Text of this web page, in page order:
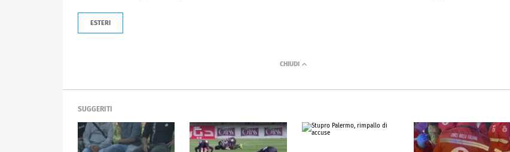
ESTERI
SUGGERITI